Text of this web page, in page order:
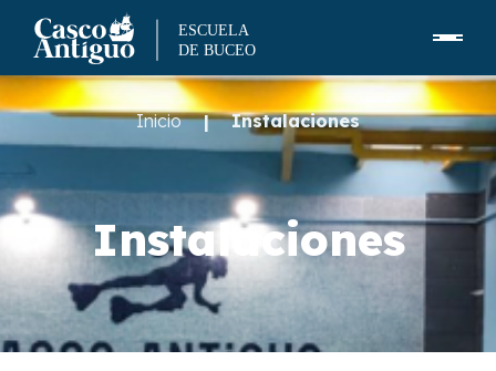
Skip
to
content
Inicio | Instalaciones
Instalaciones